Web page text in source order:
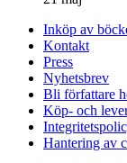
Inköp av
Kontakt
Press
Nyhetsbrev
Bli författare
Köp- och
Hantering av